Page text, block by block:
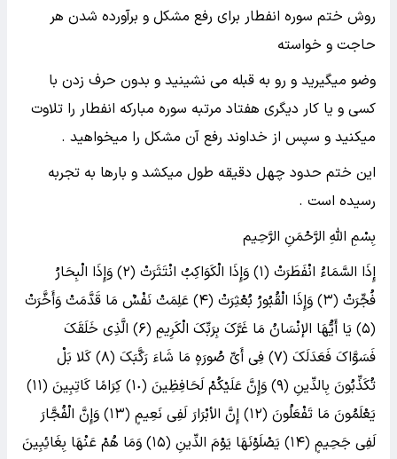
روش ختم سوره انفطار برای رفع مشکل و برآورده شدن هر
حاجت و خواسته
وضو میگیرید و رو به قبله می نشینید و بدون حرف زدن با
کسی و یا کار دیگری هفتاد مرتبه سوره مبارکه انفطار را تلاوت
میکنید و سپس از خداوند رفع آن مشکل را میخواهید .
این ختم حدود چهل دقیقه طول میکشد و بارها به تجربه
رسیده است .
بِسْمِ اللَّهِ الرَّحْمَنِ الرَّحِیم
إِذَا السَّمَاءُ انْفَطَرَتْ ﴿١﴾ وَإِذَا الْکَوَاکِبُ انْتَثَرَتْ ﴿٢﴾ وَإِذَا الْبِحَارُ
فُجِّرَتْ ﴿٣﴾ وَإِذَا الْقُبُورُ بُعْثِرَتْ ﴿۴﴾ عَلِمَتْ نَفْسٌ مَا قَدَّمَتْ وَأَخَّرَتْ
﴿۵﴾ یَا أَیُّهَا الإنْسَانُ مَا غَرَّکَ بِرَبِّکَ الْکَرِیمِ ﴿۶﴾ الَّذِی خَلَقَکَ
فَسَوَّاکَ فَعَدَلَکَ ﴿٧﴾ فِی أَیِّ صُورَهٍ مَا شَاءَ رَکَّبَکَ ﴿٨﴾ کَلا بَلْ
تُکَذِّبُونَ بِالدِّینِ ﴿٩﴾ وَإِنَّ عَلَیْکُمْ لَحَافِظِینَ ﴿١٠﴾ کِرَامًا کَاتِبِینَ ﴿١١﴾
یَعْلَمُونَ مَا تَفْعَلُونَ ﴿١٢﴾ إِنَّ الأبْرَارَ لَفِی نَعِیمٍ ﴿١٣﴾ وَإِنَّ الْفُجَّارَ
لَفِی جَحِیمٍ ﴿١۴﴾ یَصْلَوْنَهَا یَوْمَ الدِّینِ ﴿١۵﴾ وَمَا هُمْ عَنْهَا بِغَائِبِینَ